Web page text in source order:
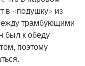
в «подушку» из
трамбующими
был к обеду
поэтому